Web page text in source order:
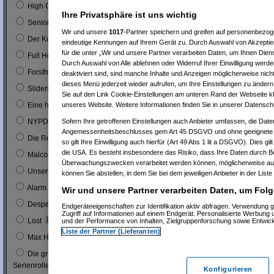
High Chaparal
Seniorenclub
Der Kopfgeldjäger (mit Steve McQueen)
Full House (mitn Joe Bologna) 0
Forsthaus Falkenau 0
Sliders 1 0 %
Eine himmlische Familie 1 0 %
NYPD Blue 0
Die Rettungsflieger 0
Malcom 9 3 %
Unser Charly 0
Alarm für Cobra 11 0
Desperate Housewives 1 %
Lost 7 3 %
Max Headroom
Die grüne Hornisse (Bruce Lee´s erste
Serienrolle...)
0
Ihre Privatsphäre ist uns wichtig
Wir und unsere 1017-Partner speichern und greifen auf
eindeutige Kennungen auf Ihrem Gerät zu. Durch Auswahl von
für die unter „Wir und unsere Partner verarbeiten Daten, um Ihnen
Durch Auswahl von Alle ablehnen oder Widerruf Ihrer Einwilligung
deaktiviert sind, sind manche Inhalte und Anzeigen möglicherweise
dieses Menü jederzeit wieder aufrufen, um Ihre Einstellungen zu
Sie auf den Link Cookie-Einstellungen am unteren Rand der Webseite
unseres Website. Weitere Informationen finden Sie in unserer
Sofern Ihre getroffenen Einstellungen auch Anbieter umfassen, die
Angemessenheitsbeschlusses gem Art 45 DSGVO und ohne
so gilt Ihre Einwilligung auch hierfür (Art 49 Abs 1 lit a DSGVO). Dies
die USA. Es besteht insbesondere das Risiko, dass Ihre Daten durch
Überwachungszwecken verarbeitet werden können, möglicherweise
können Sie abstellen, in dem Sie bei dem jeweiligen Anbieter in der
Wir und unsere Partner verarbeiten Daten, um
Endgeräteeigenschaften zur Identifikation aktiv abfragen. Verwendung
Zugriff auf Informationen auf einem Endgerät. Personalisierte Werbung
und der Performance von Inhalten, Zielgruppenforschung sowie
Liste der Partner (Lieferanten)
Konfigurieren